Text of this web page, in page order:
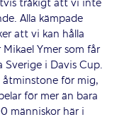
tråkigt att vi inte
Alla kämpade
att vi kan hålla
Ymer som får
i Davis Cup.
för mig,
för mer än bara
människor här i